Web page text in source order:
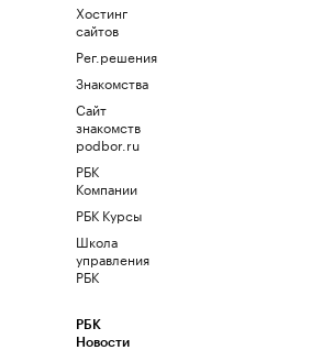
Хостинг
сайтов
Рег.решения
Знакомства
Сайт
знакомств
podbor.ru
РБК
Компании
РБК Курсы
Школа
управления
РБК
РБК
Новости